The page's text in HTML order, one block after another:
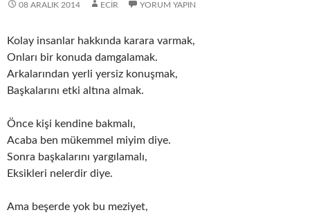
08 ARALIK 2014 ECIR YORUM YAPIN
Kolay insanlar hakkında karara varmak,
Onları bir konuda damgalamak.
Arkalarından yerli yersiz konuşmak,
Başkalarını etki altına almak.
Önce kişi kendine bakmalı,
Acaba ben mükemmel miyim diye.
Sonra başkalarını yargılamalı,
Eksikleri nelerdir diye.
Ama beşerde yok bu meziyet,